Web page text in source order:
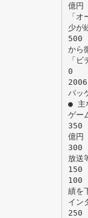
億円
「
少が
500
から
「
0
パッ
● 主
ゲー
350
億円
300
放送
150
100
績を
イン
250